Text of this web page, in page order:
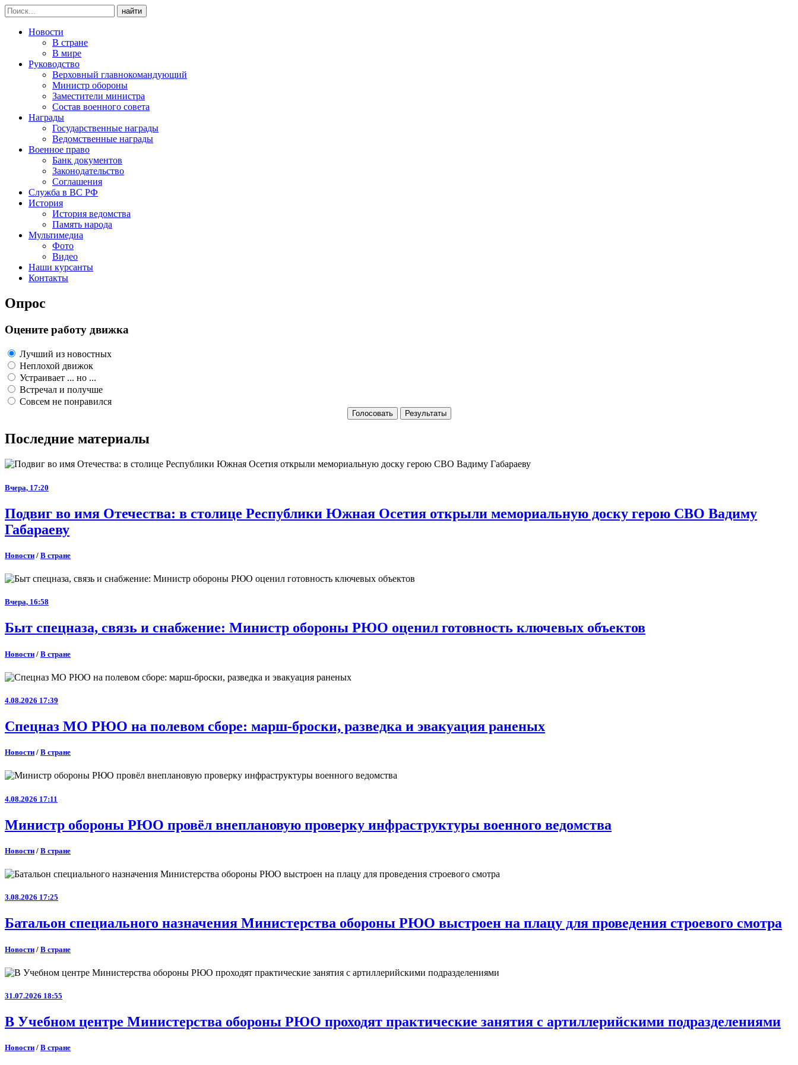
найти
Новости
В стране
В мире
Руководство
Верховный главнокомандующий
Министр обороны
Заместители министра
Состав военного совета
Награды
Государственные награды
Ведомственные награды
Военное право
Банк документов
Законодательство
Соглашения
Служба в ВС РФ
История
История ведомства
Память народа
Мультимедиа
Фото
Видео
Наши курсанты
Контакты
Опрос
Оцените работу движка
Лучший из новостных
Неплохой движок
Устраивает ... но ...
Встречал и получше
Совсем не понравился
Голосовать Результаты
Последние материалы
Вчера, 17:20
Подвиг во имя Отечества: в столице Республики Южная Осетия открыли мемориальную доску герою СВО Вадиму
Габараеву
Новости / В стране
Вчера, 16:58
Быт спецназа, связь и снабжение: Министр обороны РЮО оценил готовность ключевых объектов
Новости / В стране
4.08.2026 17:39
Спецназ МО РЮО на полевом сборе: марш‑броски, разведка и эвакуация раненых
Новости / В стране
4.08.2026 17:11
Министр обороны РЮО провёл внеплановую проверку инфраструктуры военного ведомства
Новости / В стране
3.08.2026 17:25
Батальон специального назначения Министерства обороны РЮО выстроен на плацу для проведения строевого смотра
Новости / В стране
31.07.2026 18:55
В Учебном центре Министерства обороны РЮО проходят практические занятия с артиллерийскими подразделениями
Новости / В стране